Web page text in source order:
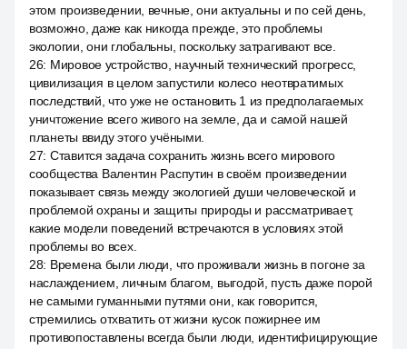
этом произведении, вечные, они актуальны и по сей день,
возможно, даже как никогда прежде, это проблемы
экологии, они глобальны, поскольку затрагивают все.
26: Мировое устройство, научный технический прогресс,
цивилизация в целом запустили колесо неотвратимых
последствий, что уже не остановить 1 из предполагаемых
уничтожение всего живого на земле, да и самой нашей
планеты ввиду этого учёными.
27: Ставится задача сохранить жизнь всего мирового
сообщества Валентин Распутин в своём произведении
показывает связь между экологией души человеческой и
проблемой охраны и защиты природы и рассматривает,
какие модели поведений встречаются в условиях этой
проблемы во всех.
28: Времена были люди, что проживали жизнь в погоне за
наслаждением, личным благом, выгодой, пусть даже порой
не самыми гуманными путями они, как говорится,
стремились отхватить от жизни кусок пожирнее им
противопоставлены всегда были люди, идентифицирующие